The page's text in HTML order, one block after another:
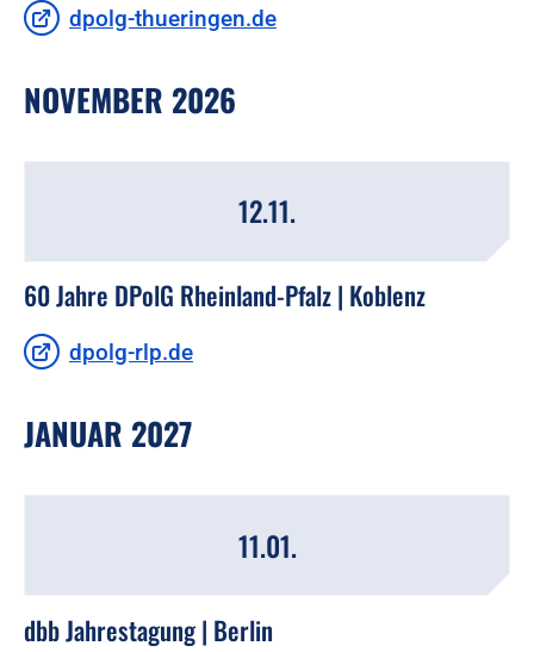
dpolg-thueringen.de
NOVEMBER 2026
12.11.
60 Jahre DPolG Rheinland-Pfalz | Koblenz
dpolg-rlp.de
JANUAR 2027
11.01.
dbb Jahrestagung | Berlin